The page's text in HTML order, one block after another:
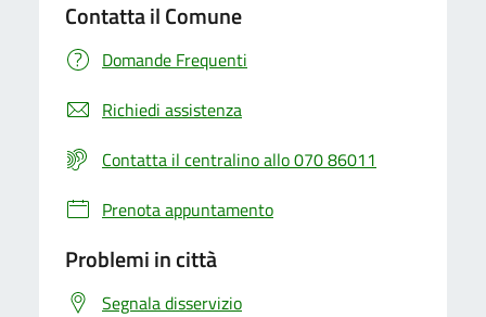
Contatta il Comune
Domande Frequenti
Richiedi assistenza
Contatta il centralino allo 070 86011
Prenota appuntamento
Problemi in città
Segnala disservizio